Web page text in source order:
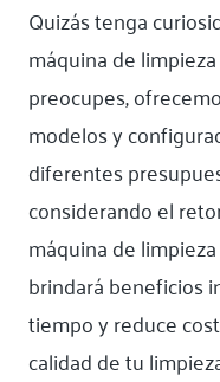
Quizás tenga
máquina de
preocupes,
modelos y
diferentes
considerando el
máquina de
brindará beneficios
tiempo y reduce
calidad de tu